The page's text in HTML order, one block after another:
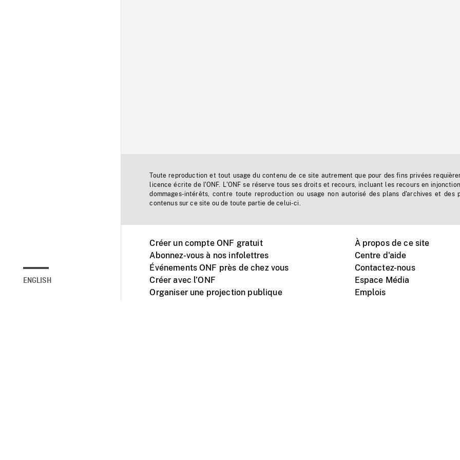
ENGLISH
Toute reproduction et tout usage du contenu de ce site autrement que pour des fins privées
licence écrite de l'ONF. L'ONF se réserve tous ses droits et recours, incluant les recours en
dommages-intérêts, contre toute reproduction ou usage non autorisé des plans d'archives et des
contenus sur ce site ou de toute partie de celui-ci.
Créer un compte ONF gratuit
Abonnez-vous à nos infolettres
Événements ONF près de chez vous
Créer avec l’ONF
Organiser une projection publique
À propos de ce site
Centre d'aide
Contactez-nous
Espace Média
Emplois